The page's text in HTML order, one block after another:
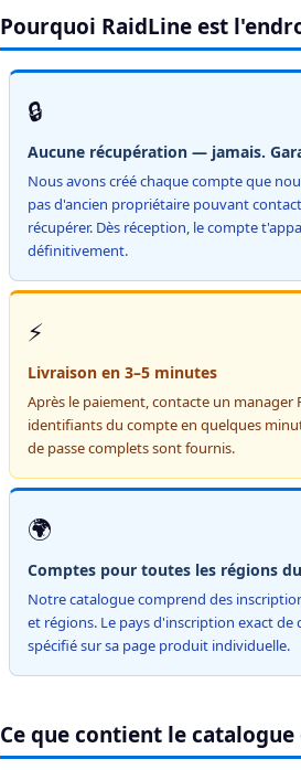
Pourquoi RaidLine est
🔒
Aucune récupération — jamais.
Nous avons créé chaque compte que
pas d'ancien propriétaire pouvant
récupérer. Dès réception, le compte
définitivement.
⚡
Livraison en 3–5 minutes
Après le paiement, contacte un manager
identifiants du compte en quelques
de passe complets sont fournis.
🌍
Comptes pour toutes les régions
Notre catalogue comprend des
et régions. Le pays d'inscription exact de
spécifié sur sa page produit individuelle.
Ce que contient le